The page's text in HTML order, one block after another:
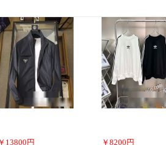
￥ 13800 円 ￥ 8200 円